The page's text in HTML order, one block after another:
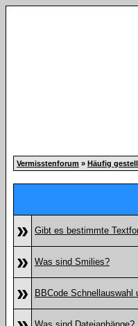
Vermisstenforum » Häufig
»
Gibt es bestimmte
» Was sind Smilies?
» BBCode Schnellauswahl